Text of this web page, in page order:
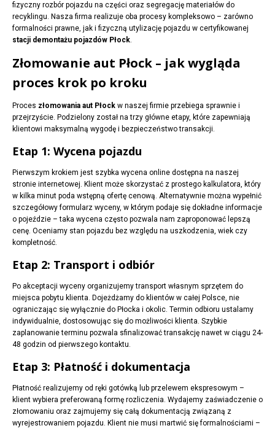
fizyczny rozbór pojazdu na części oraz segregację materiałów do
recyklingu. Nasza firma realizuje oba procesy kompleksowo – zarówno
formalności prawne, jak i fizyczną utylizację pojazdu w certyfikowanej
stacji demontażu pojazdów Płock.
Złomowanie aut Płock – jak wygląda
proces krok po kroku
Proces złomowania aut Płock w naszej firmie przebiega sprawnie i
przejrzyście. Podzielony został na trzy główne etapy, które zapewniają
klientowi maksymalną wygodę i bezpieczeństwo transakcji.
Etap 1: Wycena pojazdu
Pierwszym krokiem jest szybka wycena online dostępna na naszej
stronie internetowej. Klient może skorzystać z prostego kalkulatora, który
w kilka minut poda wstępną ofertę cenową. Alternatywnie można wypełnić
szczegółowy formularz wyceny, w którym podaje się dokładne informacje
o pojeździe – taka wycena często pozwala nam zaproponować lepszą
cenę. Oceniamy stan pojazdu bez względu na uszkodzenia, wiek czy
kompletność.
Etap 2: Transport i odbiór
Po akceptacji wyceny organizujemy transport własnym sprzętem do
miejsca pobytu klienta. Dojeżdżamy do klientów w całej Polsce, nie
ograniczając się wyłącznie do Płocka i okolic. Termin odbioru ustalamy
indywidualnie, dostosowując się do możliwości klienta. Szybkie
zaplanowanie terminu pozwala sfinalizować transakcję nawet w ciągu 24-
48 godzin od pierwszego kontaktu.
Etap 3: Płatność i dokumentacja
Płatność realizujemy od ręki gotówką lub przelewem ekspresowym –
klient wybiera preferowaną formę rozliczenia. Wydajemy zaświadczenie o
złomowaniu oraz zajmujemy się całą dokumentacją związaną z
wyrejestrowaniem pojazdu. Klient nie musi martwić się formalnościami –